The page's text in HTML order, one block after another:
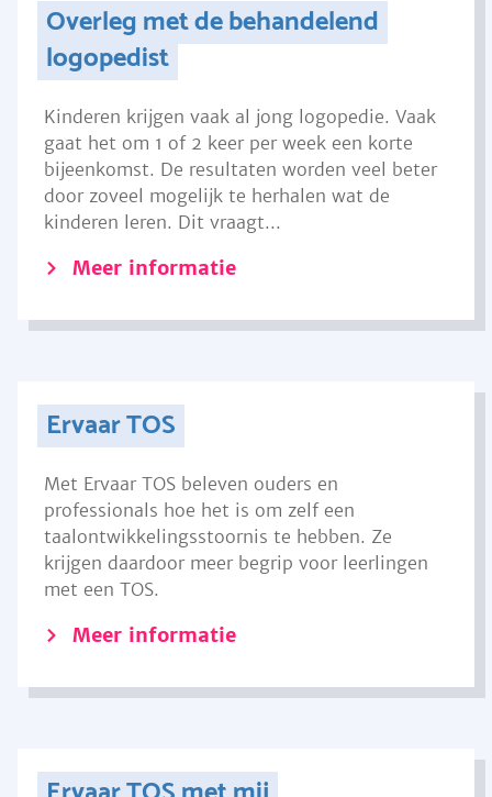
Overleg met de behandelend
logopedist
Kinderen krijgen vaak al jong logopedie. Vaak
gaat het om 1 of 2 keer per week een korte
bijeenkomst. De resultaten worden veel beter
door zoveel mogelijk te herhalen wat de
kinderen leren. Dit vraagt...
Meer informatie
Ervaar TOS
Met Ervaar TOS beleven ouders en
professionals hoe het is om zelf een
taalontwikkelingsstoornis te hebben. Ze
krijgen daardoor meer begrip voor leerlingen
met een TOS.
Meer informatie